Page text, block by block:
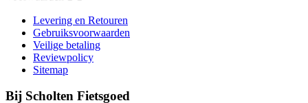
Levering en Retouren
Gebruiksvoorwaarden
Veilige betaling
Reviewpolicy
Sitemap
Bij Scholten Fietsgoed